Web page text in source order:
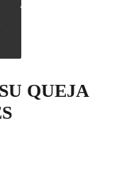
QUEJA